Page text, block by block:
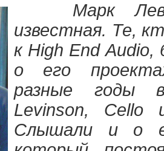
Марк
известная. Те,
к High End Audio,
о его
разные годы
Levinson, Cello
Слышали и о